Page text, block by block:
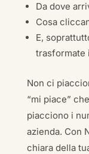
Da dove
Cosa
E,
trasformate
Non ci
“mi piace”
piacciono i
azienda. Con
chiara della